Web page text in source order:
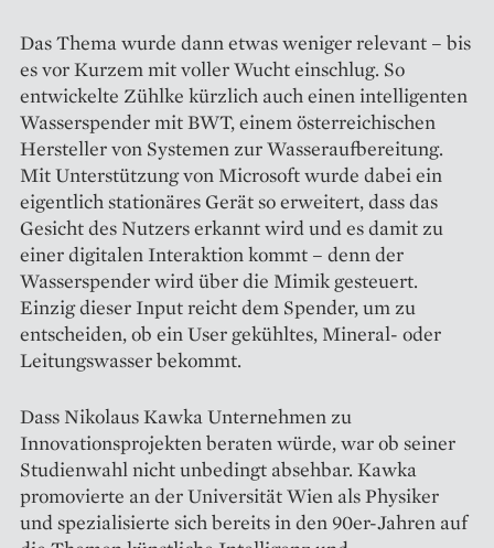
Das Thema wurde dann ­etwas weniger relevant – bis
es vor ­Kurzem mit voller Wucht einschlug. So
entwickelte Zühlke kürzlich auch einen intelligenten
Wasserspender mit BWT, einem österreichischen
Hersteller von Systemen zur Wasseraufbereitung.
Mit Unterstützung von Microsoft wurde dabei ein
eigentlich stationäres Gerät so erweitert, dass das
Gesicht des Nutzers erkannt wird und es damit zu
einer ­digitalen Interaktion kommt – denn der
Wasser­spender wird über die Mimik gesteuert.
Einzig dieser Input reicht dem Spender, um zu
entscheiden, ob ein User gekühltes, Mineral- oder
Leitungswasser bekommt.
Dass Nikolaus Kawka Unternehmen zu
Innovationsprojekten beraten würde, war ob seiner
Studienwahl nicht unbedingt absehbar. Kawka
promovierte an der Universität Wien als Physiker
und spezialisierte sich bereits in den 90er-Jahren auf